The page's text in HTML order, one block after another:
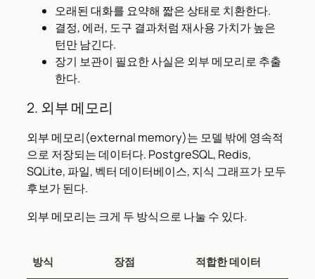
오래된 대화를 요약해 짧은 상태로 치환한다.
결정, 에러, 도구 결과처럼 재사용 가치가 높은
턴만 남긴다.
장기 보관이 필요한 사실은 외부 메모리로 추출
한다.
2. 외부 메모리
외부 메모리(external memory)는 모델 밖에 영속적
으로 저장되는 데이터다. PostgreSQL, Redis,
SQLite, 파일, 벡터 데이터베이스, 지식 그래프가 모두
후보가 된다.
외부 메모리는 크게 두 방식으로 나눌 수 있다.
방식 장점 적합한 데이터